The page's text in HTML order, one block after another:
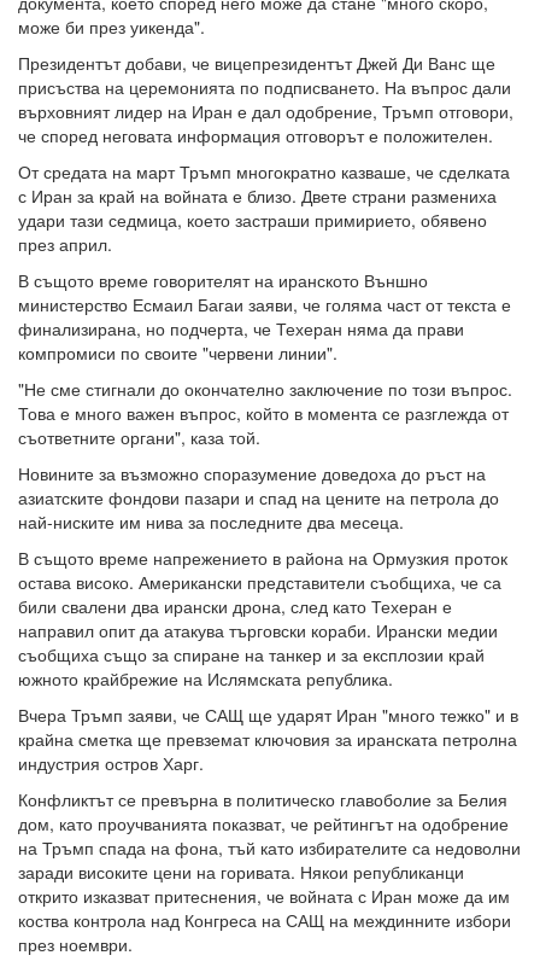
може би през уикенда".
Президентът добави, че вицепрезидентът Джей Ди Ванс ще
присъства на церемонията по подписването. На въпрос дали
върховният лидер на Иран е дал одобрение, Тръмп отговори,
че според неговата информация отговорът е положителен.
От средата на март Тръмп многократно казваше, че сделката
с Иран за край на войната е близо. Двете страни размениха
удари тази седмица, което застраши примирието, обявено
през април.
В същото време говорителят на иранското Външно
министерство Есмаил Багаи заяви, че голяма част от текста е
финализирана, но подчерта, че Техеран няма да прави
компромиси по своите "червени линии".
"Не сме стигнали до окончателно заключение по този въпрос.
Това е много важен въпрос, който в момента се разглежда от
съответните органи", каза той.
Новините за възможно споразумение доведоха до ръст на
азиатските фондови пазари и спад на цените на петрола до
най-ниските им нива за последните два месеца.
В същото време напрежението в района на Ормузкия проток
остава високо. Американски представители съобщиха, че са
били свалени два ирански дрона, след като Техеран е
направил опит да атакува търговски кораби. Ирански медии
съобщиха също за спиране на танкер и за експлозии край
южното крайбрежие на Ислямската република.
Вчера Тръмп заяви, че САЩ ще ударят Иран "много тежко" и в
крайна сметка ще превземат ключовия за иранската петролна
индустрия остров Харг.
Конфликтът се превърна в политическо главоболие за Белия
дом, като проучванията показват, че рейтингът на одобрение
на Тръмп спада на фона, тъй като избирателите са недоволни
заради високите цени на горивата. Някои републиканци
открито изказват притеснения, че войната с Иран може да им
коства контрола над Конгреса на САЩ на междинните избори
през ноември.